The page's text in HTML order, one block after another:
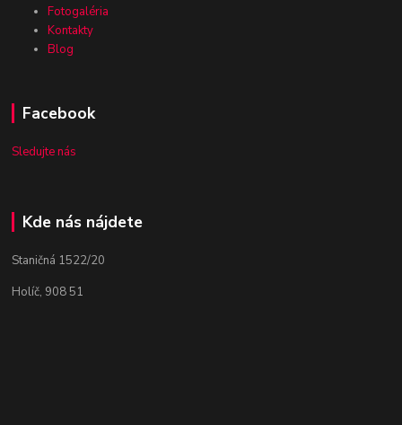
Fotogaléria
Kontakty
Blog
Facebook
Sledujte nás
Kde nás nájdete
Staničná 1522/20
Holíč, 908 51